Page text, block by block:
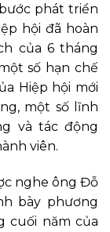
phát triển
hội đã hoàn
của 6 tháng
số hạn chế
Hiệp hội mới
một số lĩnh
và tác động
viên.
nghe ông Đỗ
bày phương
cuối năm của